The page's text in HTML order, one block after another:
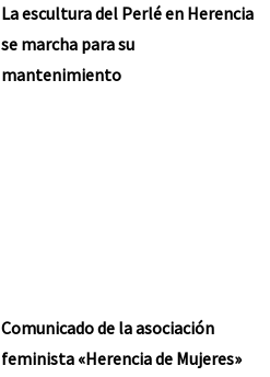
La escultura del Perlé en Herencia
se marcha para su
mantenimiento
Comunicado de la asociación
feminista «Herencia de Mujeres»